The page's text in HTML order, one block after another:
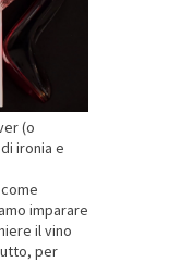
(o
ironia e
imparare
il vino
per